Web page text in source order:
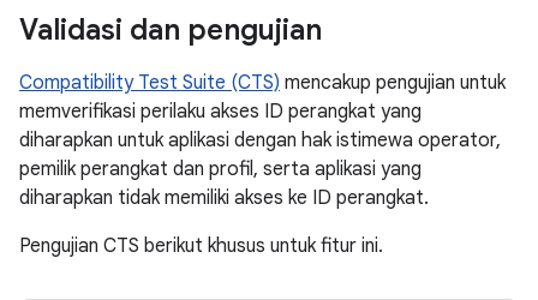
Validasi dan pengujian
Compatibility Test Suite (CTS) mencakup pengujian untuk
memverifikasi perilaku akses ID perangkat yang
diharapkan untuk aplikasi dengan hak istimewa operator,
pemilik perangkat dan profil, serta aplikasi yang
diharapkan tidak memiliki akses ke ID perangkat.
Pengujian CTS berikut khusus untuk fitur ini.